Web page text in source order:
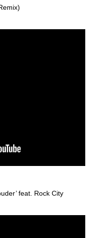
feat. Rock City